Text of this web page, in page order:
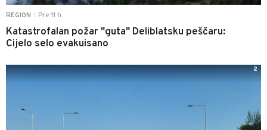
REGION Pre 11 h
Katastrofalan požar "guta" Deliblatsku peščaru:
Cijelo selo evakuisano
2